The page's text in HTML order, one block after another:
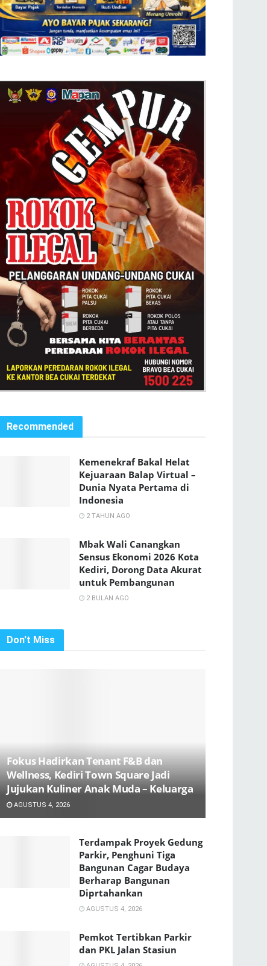
Recommended
Kemenekraf Bakal Helat
Kejuaraan Balap Virtual –
Dunia Nyata Pertama di
Indonesia
2 TAHUN AGO
Mbak Wali Canangkan
Sensus Ekonomi 2026 Kota
Kediri, Dorong Data Akurat
untuk Pembangunan
2 BULAN AGO
Don't Miss
Fokus Hadirkan Tenant F&B dan
Wellness, Kediri Town Square Jadi
Jujukan Kuliner Anak Muda – Keluarga
AGUSTUS 4, 2026
Terdampak Proyek Gedung
Parkir, Penghuni Tiga
Bangunan Cagar Budaya
Berharap Bangunan
Diprtahankan
AGUSTUS 4, 2026
Pemkot Tertibkan Parkir
dan PKL Jalan Stasiun